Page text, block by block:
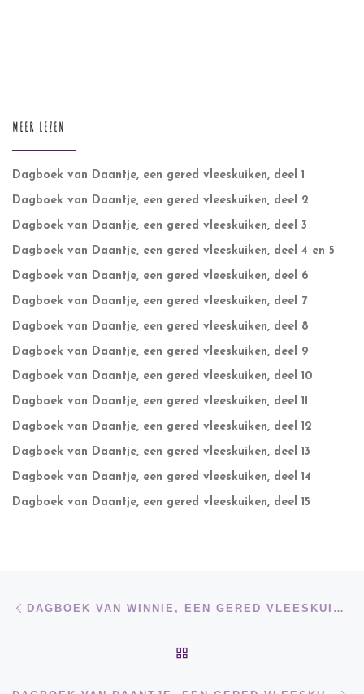
MEER LEZEN
Dagboek van Daantje, een gered vleeskuiken, deel 1
Dagboek van Daantje, een gered vleeskuiken, deel 2
Dagboek van Daantje, een gered vleeskuiken, deel 3
Dagboek van Daantje, een gered vleeskuiken, deel 4 en 5
Dagboek van Daantje, een gered vleeskuiken, deel 6
Dagboek van Daantje, een gered vleeskuiken, deel 7
Dagboek van Daantje, een gered vleeskuiken, deel 8
Dagboek van Daantje, een gered vleeskuiken, deel 9
Dagboek van Daantje, een gered vleeskuiken, deel 10
Dagboek van Daantje, een gered vleeskuiken, deel 11
Dagboek van Daantje, een gered vleeskuiken, deel 12
Dagboek van Daantje, een gered vleeskuiken, deel 13
Dagboek van Daantje, een gered vleeskuiken, deel 14
Dagboek van Daantje, een gered vleeskuiken, deel 15
Bericht navigatie
DAGBOEK VAN WINNIE, EEN GERED VLEESKUIKEN, DEEL 13